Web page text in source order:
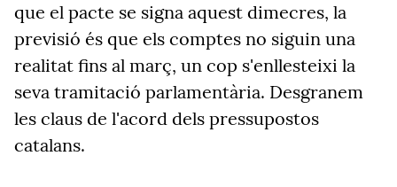
que el pacte se signa aquest dimecres, la
previsió és que els comptes no siguin una
realitat fins al març, un cop s'enllesteixi la
seva tramitació parlamentària. Desgranem
les claus de l'acord dels pressupostos
catalans.